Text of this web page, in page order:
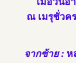
ณ เมรุชั่วค
จากซ้าย :ห